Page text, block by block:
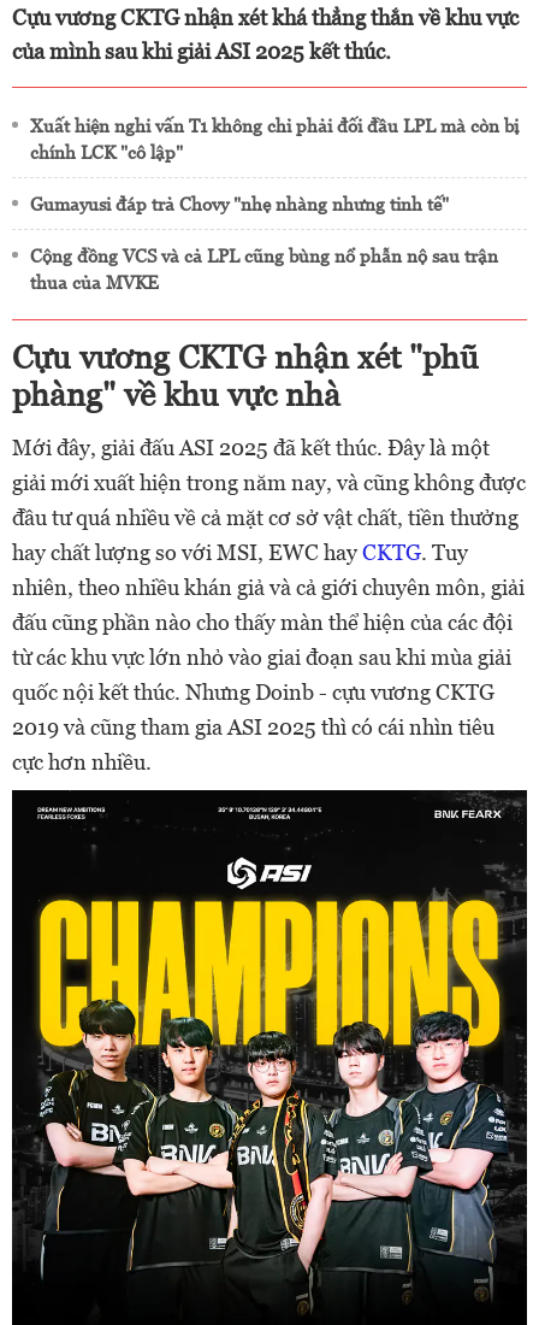
Cựu vương CKTG nhận xét khá thẳng thắn về khu vực
của mình sau khi giải ASI 2025 kết thúc.
Xuất hiện nghi vấn T1 không chỉ phải đối đầu LPL mà còn bị
chính LCK "cô lập"
Gumayusi đáp trả Chovy "nhẹ nhàng nhưng tinh tế"
Cộng đồng VCS và cả LPL cũng bùng nổ phẫn nộ sau trận
thua của MVKE
Cựu vương CKTG nhận xét "phũ
phàng" về khu vực nhà
Mới đây, giải đấu ASI 2025 đã kết thúc. Đây là một
giải mới xuất hiện trong năm nay, và cũng không được
đầu tư quá nhiều về cả mặt cơ sở vật chất, tiền thưởng
hay chất lượng so với MSI, EWC hayCKTG. Tuy
nhiên, theo nhiều khán giả và cả giới chuyên môn, giải
đấu cũng phần nào cho thấy màn thể hiện của các đội
từ các khu vực lớn nhỏ vào giai đoạn sau khi mùa giải
quốc nội kết thúc. Nhưng Doinb - cựu vương CKTG
2019 và cũng tham gia ASI 2025 thì có cái nhìn tiêu
cực hơn nhiều.